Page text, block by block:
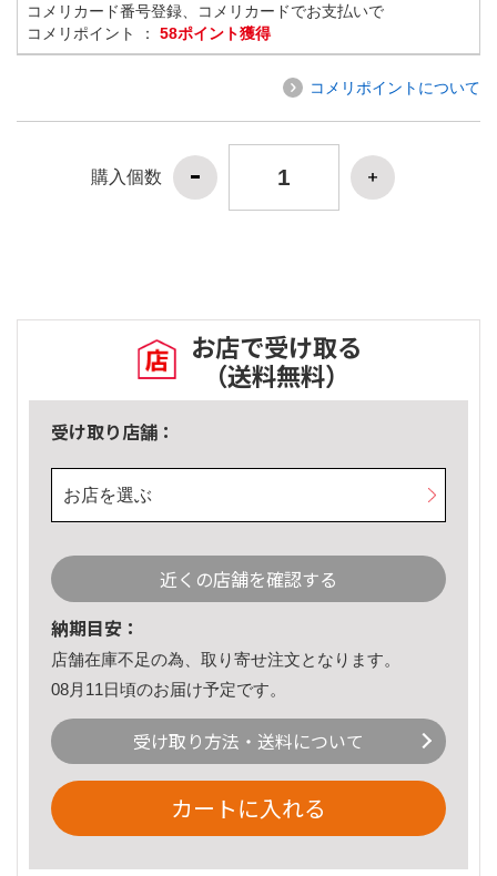
コメリカード番号登録、コメリカードでお支払いで
コメリポイント ： 58ポイント獲得
コメリポイントについて
購入個数
お店で受け取る
（送料無料）
受け取り店舗：
お店を選ぶ
近くの店舗を確認する
納期目安：
店舗在庫不足の為、取り寄せ注文となります。
08月11日頃のお届け予定です。
受け取り方法・送料について
カートに入れる